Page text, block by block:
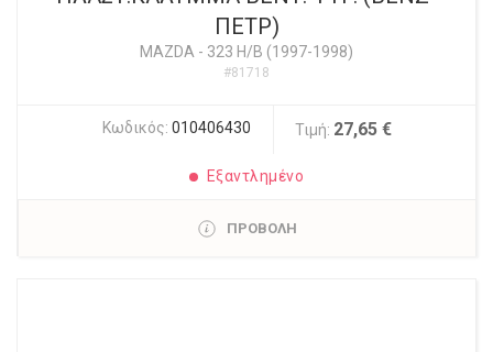
ΠΕΤΡ)
MAZDA - 323 H/B (1997-1998)
#81718
Κωδικός: 010406430 Τιμή: 27,65 €
Εξαντλημένο
ΠΡΟΒΟΛΗ